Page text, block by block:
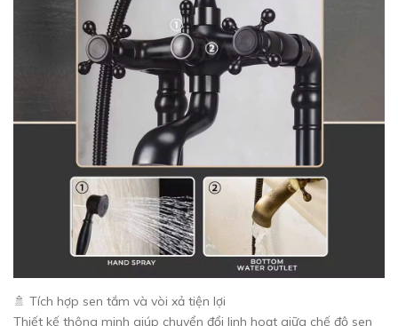
🚿 Tích hợp sen tắm và vòi xả tiện lợi
Thiết kế thông minh giúp chuyển đổi linh hoạt giữa chế độ sen